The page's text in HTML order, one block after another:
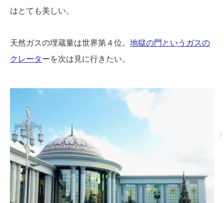
はとても美しい。
天然ガスの埋蔵量は世界第４位。 地獄の門というガスの
クレーターを次は見に行きたい。